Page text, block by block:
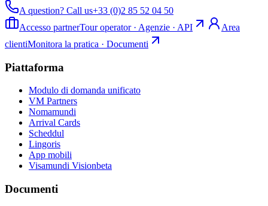
A question? Call us+33 (0)2 85 52 04 50
Accesso partnerTour operator · Agenzie · API
Area
clientiMonitora la pratica · Documenti
Piattaforma
Modulo di domanda unificato
VM Partners
Nomamundi
Arrival Cards
Scheddul
Lingoris
App mobili
Visamundi Visionbeta
Documenti